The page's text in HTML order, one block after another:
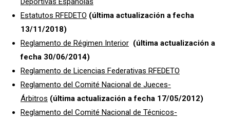
Estatutos RFEDETO (última actualización a fecha
13/11/2018)
Reglamento de Régimen Interior (última actualización a
fecha 30/06/2014)
Reglamento de Licencias Federativas RFEDETO
Reglamento del Comité Nacional de Jueces-
Árbitros (última actualización a fecha 17/05/2012)
Reglamento del Comité Nacional de Técnicos-